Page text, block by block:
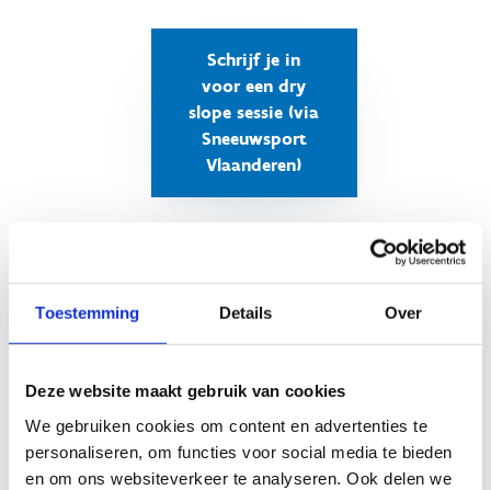
Toestemming Details Over
Deze website maakt gebruik van cookies
We gebruiken cookies om content en advertenties te
personaliseren, om functies voor social media te bieden
en om ons websiteverkeer te analyseren. Ook delen we
Schrijf je in
voor een dry
slope sessie (via
Sneeuwsport
Vlaanderen)
Ook het Dirt Park gaat los
jumpline met airbag en probeer nieuwe tricks,
Voorslechts €5,00 per riderkrijg je een hele
dag (van 9.00 - 21.00 uur) toegang tot het dirt